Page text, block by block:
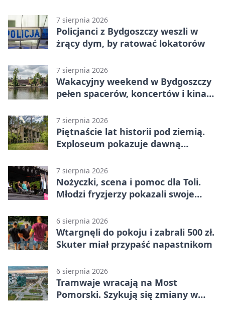
7 sierpnia 2026
Policjanci z Bydgoszczy weszli w
żrący dym, by ratować lokatorów
7 sierpnia 2026
Wakacyjny weekend w Bydgoszczy
pełen spacerów, koncertów i kina
7 sierpnia 2026
Piętnaście lat historii pod ziemią.
Exploseum pokazuje dawną
7 sierpnia 2026
Nożyczki, scena i pomoc dla Toli.
Młodzi fryzjerzy pokazali swoje
6 sierpnia 2026
Wtargnęli do pokoju i zabrali 500 zł.
Skuter miał przypaść napastnikom
6 sierpnia 2026
Tramwaje wracają na Most
Pomorski. Szykują się zmiany w